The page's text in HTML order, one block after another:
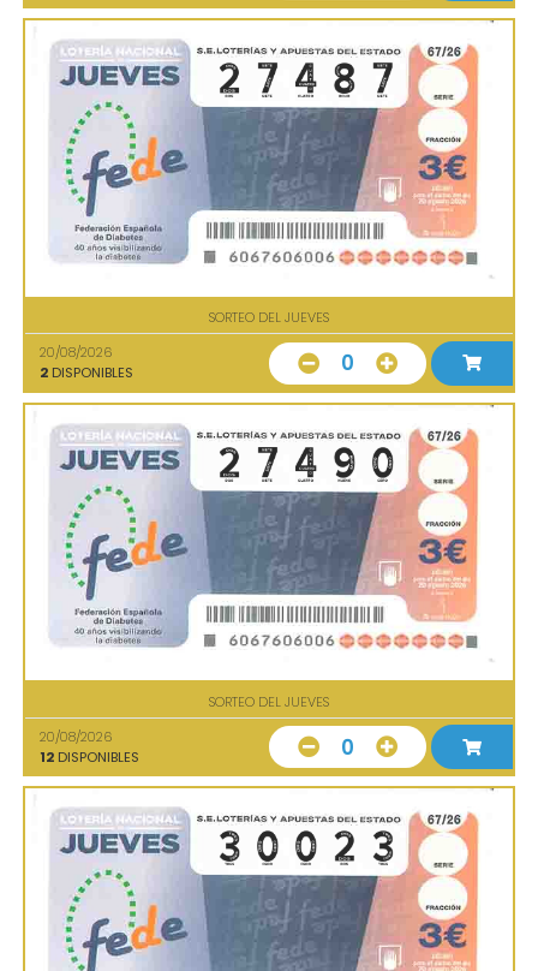
SORTEO DEL JUEVES
20/08/2026
2 DISPONIBLES 0
SORTEO DEL JUEVES
20/08/2026
12 DISPONIBLES 0